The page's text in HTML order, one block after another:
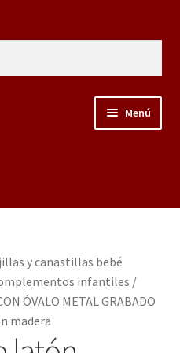
Menú
bebé
copas grabadas, regalo
modernos
y canastillas bebé
infantiles /
ÓVALO METAL GRABADO
madera